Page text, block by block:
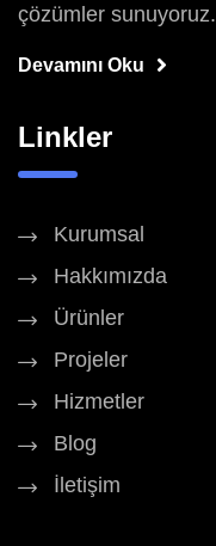
çözümler sunuyoruz.
Devamını Oku
Linkler
Kurumsal
Hakkımızda
Ürünler
Projeler
Hizmetler
Blog
İletişim